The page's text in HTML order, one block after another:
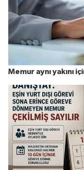
Memur aynı yakını